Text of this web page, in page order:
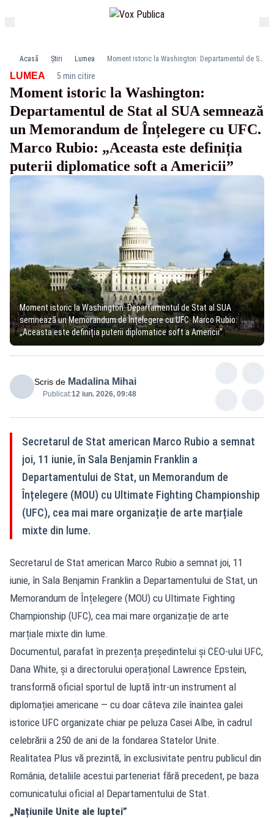
Acasă Știri Lumea Moment istoric la Washington: Departamentul de Stat al SUA semnează un Memorandum de Înțelegere cu UFC. Marco Rubio: „Aceasta este definiția puterii diplomatice soft a Americii”
LUMEA· 5 min citire
Moment istoric la Washington:
Departamentul de Stat al SUA semnează
un Memorandum de Înțelegere cu UFC.
Marco Rubio: „Aceasta este definiția
puterii diplomatice soft a Americii”
Moment istoric la Washington: Departamentul de Stat al SUA
semnează un Memorandum de Înțelegere cu UFC. Marco Rubio:
„Aceasta este definiția puterii diplomatice soft a Americii”
Scris de Madalina Mihai
Publicat:12 iun. 2026, 09:48
Secretarul de Stat american Marco Rubio a semnat
joi, 11 iunie, în Sala Benjamin Franklin a
Departamentului de Stat, un Memorandum de
Înțelegere (MOU) cu Ultimate Fighting Championship
(UFC), cea mai mare organizație de arte marțiale
mixte din lume.
Secretarul de Stat american Marco Rubio a semnat joi, 11
iunie, în Sala Benjamin Franklin a Departamentului de Stat, un
Memorandum de Înțelegere (MOU) cu Ultimate Fighting
Championship (UFC), cea mai mare organizație de arte
marțiale mixte din lume.
Documentul, parafat în prezența președintelui și CEO-ului UFC,
Dana White, și a directorului operațional Lawrence Epstein,
transformă oficial sportul de luptă într-un instrument al
diplomației americane — cu doar câteva zile înaintea galei
istorice UFC organizate chiar pe peluza Casei Albe, în cadrul
celebrării a 250 de ani de la fondarea Statelor Unite.
Realitatea Plus vă prezintă, în exclusivitate pentru publicul din
România, detaliile acestui parteneriat fără precedent, pe baza
comunicatului oficial al Departamentului de Stat.
„Națiunile Unite ale luptei”